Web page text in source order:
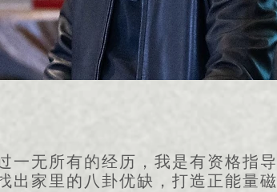
一无所有的经历，我是有资格指导
出家里的八卦优缺，打造正能量磁